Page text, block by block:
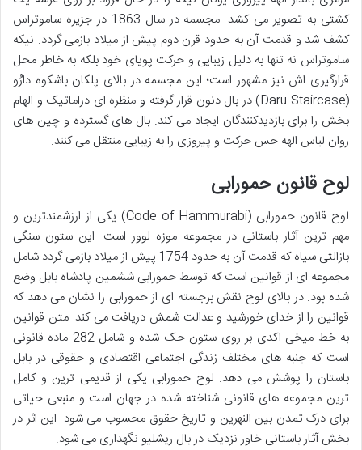
کشتی به تصویر می کشد. مجسمه در سال 1863 در جزیره ساموتراس
کشف شد و قدمت آن به حدود قرن دوم پیش از میلاد بازمی گردد. نیکه
ساموتراس نه تنها به دلیل زیبایی و حرکت پویای خود بلکه به خاطر محل
قرارگیری اش نیز مشهور است؛ این مجسمه در بالای پلکان باشکوه دارُو
(Daru Staircase) در بال دنون قرار گرفته و منظره ای دراماتیک و الهام
بخش را برای بازدیدکنندگان ایجاد می کند. بال های گسترده و چین های
روان لباس الهه حس حرکت و پیروزی را به زیبایی منتقل می کنند.
لوح قانون حمورابی
لوح قانون حمورابی (Code of Hammurabi) یکی از ارزشمندترین و
مهم ترین آثار باستانی در مجموعه موزه لوور است. این ستون سنگی
بازالتی سیاه که قدمت آن به حدود 1754 پیش از میلاد بازمی گردد شامل
مجموعه ای از قوانین است که توسط حمورابی ششمین پادشاه بابل وضع
شده بود. در بالای لوح نقش برجسته ای از حمورابی را نشان می دهد که
قوانین را از خدای خورشید و عدالت شمش دریافت می کند. متن قوانین
به خط میخی اکدی بر روی ستون حک شده و شامل 282 ماده قانونی
است که جنبه های مختلف زندگی اجتماعی اقتصادی و حقوقی در بابل
باستان را پوشش می دهد. لوح حمورابی یکی از قدیمی ترین و کامل
ترین مجموعه های قانونی شناخته شده در جهان است و منبعی حیاتی
برای درک تمدن بین النهرین و تاریخ حقوق محسوب می شود. این اثر در
بخش آثار باستانی خاور نزدیک در بال ریشلیو نگهداری می شود.